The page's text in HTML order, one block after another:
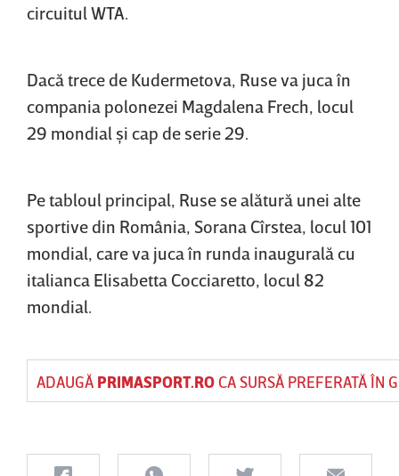
circuitul WTA.
Dacă trece de Kudermetova, Ruse va juca în
compania polonezei Magdalena Frech, locul
29 mondial şi cap de serie 29.
Pe tabloul principal, Ruse se alătură unei alte
sportive din România, Sorana Cîrstea, locul 101
mondial, care va juca în runda inaugurală cu
italianca Elisabetta Cocciaretto, locul 82
mondial.
ADAUGĂ PRIMASPORT.ROCA SURSĂ PREFERATĂ ÎN